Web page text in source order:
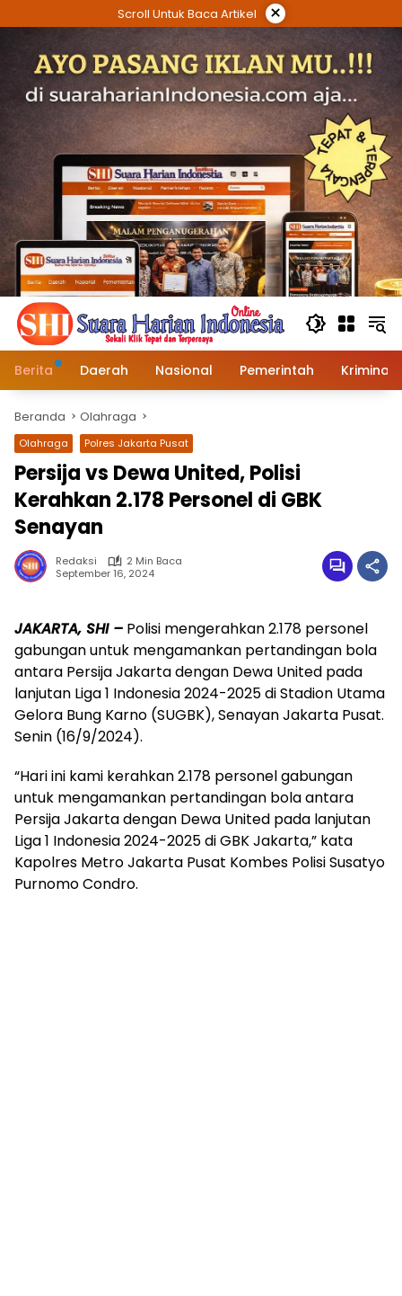
ke
Scroll Untuk Baca Artikel ×
Berita Daerah Nasional Pemerintah Kriminal
Beranda Olahraga
Olahraga Polres Jakarta Pusat
Persija vs Dewa United, Polisi
Kerahkan 2.178 Personel di GBK
Senayan
Redaksi
2 Min Baca
September 16, 2024
JAKARTA, SHI – Polisi mengerahkan 2.178 personel
gabungan untuk mengamankan pertandingan bola
antara Persija Jakarta dengan Dewa United pada
lanjutan Liga 1 Indonesia 2024-2025 di Stadion Utama
Gelora Bung Karno (SUGBK), Senayan Jakarta Pusat.
Senin (16/9/2024).
“Hari ini kami kerahkan 2.178 personel gabungan
untuk mengamankan pertandingan bola antara
Persija Jakarta dengan Dewa United pada lanjutan
Liga 1 Indonesia 2024-2025 di GBK Jakarta,” kata
Kapolres Metro Jakarta Pusat Kombes Polisi Susatyo
Purnomo Condro.